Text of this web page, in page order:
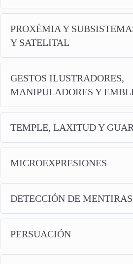
PROXÉMIA Y
Y SATELITAL
GESTOS ILUSTRADORES,
MANIPULADORES Y
TEMPLE, LAXITUD Y
MICROEXPRESIONES
DETECCIÓN DE MENTIRAS
PERSUACIÓN